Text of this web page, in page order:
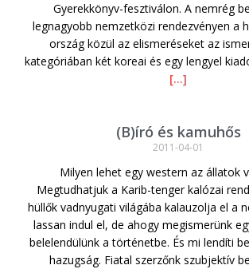
Gyerekkönyv-fesztiválon. A nemrég
legnagyobb nemzetközi rendezvényen a
ország közül az elismeréseket az
kategóriában két koreai és egy lengyel
[…]
(B)író és kamuhős
2011-04-01
Milyen lehet egy western az állatok
Megtudhatjuk a Karib-tenger kalózai
hüllők vadnyugati világába kalauzolja el a
lassan indul el, de ahogy megismerünk
belelendülünk a történetbe. És mi lendíti
hazugság. Fiatal szerzőnk szubjektív